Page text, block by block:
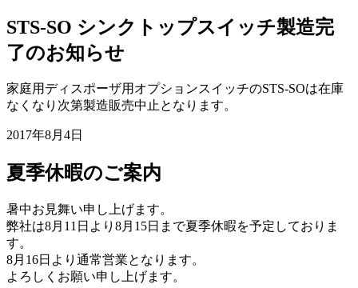
STS-SO シンクトップスイッチ製造完
了のお知らせ
家庭用ディスポーザ用オプションスイッチのSTS-SOは在庫
なくなり次第製造販売中止となります。
2017年8月4日
夏季休暇のご案内
暑中お見舞い申し上げます。
弊社は8月11日より8月15日まで夏季休暇を予定しておりま
す。
8月16日より通常営業となります。
よろしくお願い申し上げます。